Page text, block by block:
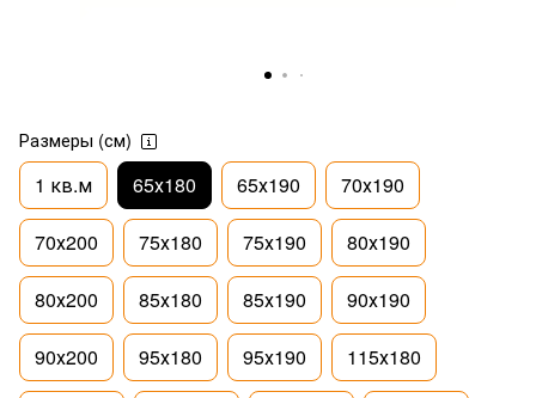
Размеры (см)
1 кв.м 65х180 65х190 70х190
70х200 75х180 75х190 80х190
80х200 85х180 85х190 90х190
90х200 95х180 95х190 115х180